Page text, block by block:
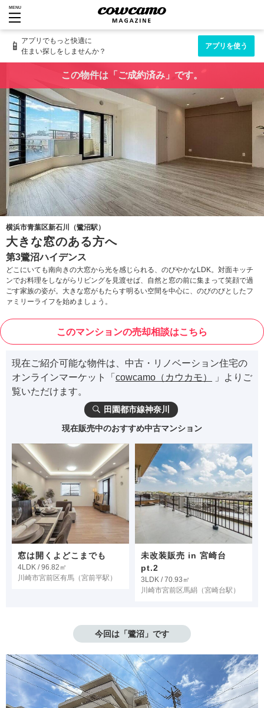
MENU
📱 アプリでもっと快適に
住まい探しをしませんか？
アプリを使う
この物件は「ご成約済み」です。
横浜市青葉区新石川（鷺沼駅）
大きな窓のある方へ
第3鷺沼ハイデンス
どこにいても南向きの大窓から光を感じられる、のびやかなLDK。対面キッチ
ンでお料理をしながらリビングを見渡せば、自然と窓の前に集まって笑顔で過
ごす家族の姿が。大きな窓がもたらす明るい空間を中心に、のびのびとしたフ
ァミリーライフを始めましょう。
このマンションの売却相談はこちら
現在ご紹介可能な物件は、中古・リノベーション住宅の
オンラインマーケット「 cowcamo（カウカモ）
」よりご
覧いただけます。
田園都市線神奈川
現在販売中のおすすめ中古マンション
窓は開くよどこまでも
4LDK / 96.82㎡
川崎市宮前区有馬 （宮前平駅）
未改装販売 in 宮崎台
pt.2
3LDK / 70.93㎡
川崎市宮前区馬絹 （宮崎台駅）
今回は「鷺沼」です